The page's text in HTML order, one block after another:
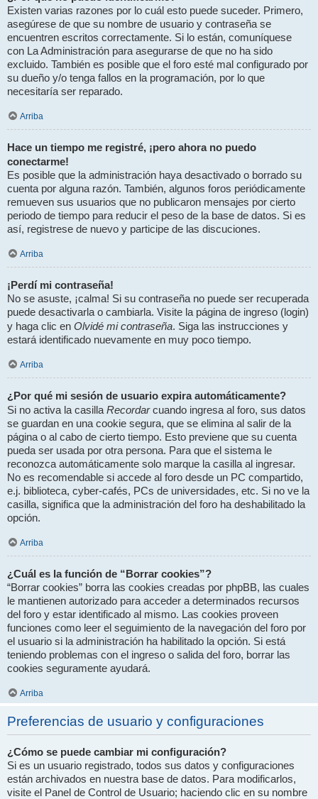
Existen varias razones por lo cuál esto puede suceder. Primero,
asegúrese de que su nombre de usuario y contraseña se
encuentren escritos correctamente. Si lo están, comuníquese
con La Administración para asegurarse de que no ha sido
excluido. También es posible que el foro esté mal configurado por
su dueño y/o tenga fallos en la programación, por lo que
necesitaría ser reparado.
Arriba
Hace un tiempo me registré, ¡pero ahora no puedo
conectarme!
Es posible que la administración haya desactivado o borrado su
cuenta por alguna razón. También, algunos foros periódicamente
remueven sus usuarios que no publicaron mensajes por cierto
periodo de tiempo para reducir el peso de la base de datos. Si es
así, registrese de nuevo y participe de las discuciones.
Arriba
¡Perdí mi contraseña!
No se asuste, ¡calma! Si su contraseña no puede ser recuperada
puede desactivarla o cambiarla. Visite la página de ingreso (login)
y haga clic en Olvidé mi contraseña. Siga las instrucciones y
estará identificado nuevamente en muy poco tiempo.
Arriba
¿Por qué mi sesión de usuario expira automáticamente?
Si no activa la casilla Recordarcuando ingresa al foro, sus datos
se guardan en una cookie segura, que se elimina al salir de la
página o al cabo de cierto tiempo. Esto previene que su cuenta
pueda ser usada por otra persona. Para que el sistema le
reconozca automáticamente solo marque la casilla al ingresar.
No es recomendable si accede al foro desde un PC compartido,
e.j. biblioteca, cyber-cafés, PCs de universidades, etc. Si no ve la
casilla, significa que la administración del foro ha deshabilitado la
opción.
Arriba
¿Cuál es la función de “Borrar cookies”?
“Borrar cookies” borra las cookies creadas por phpBB, las cuales
le mantienen autorizado para acceder a determinados recursos
del foro y estar identificado al mismo. Las cookies proveen
funciones como leer el seguimiento de la navegación del foro por
el usuario si la administración ha habilitado la opción. Si está
teniendo problemas con el ingreso o salida del foro, borrar las
cookies seguramente ayudará.
Arriba
Preferencias de usuario y configuraciones
¿Cómo se puede cambiar mi configuración?
Si es un usuario registrado, todos sus datos y configuraciones
están archivados en nuestra base de datos. Para modificarlos,
visite el Panel de Control de Usuario; haciendo clic en su nombre